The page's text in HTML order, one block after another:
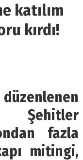
katılım
kırdı!
Şehitler
fazla
mitingi,